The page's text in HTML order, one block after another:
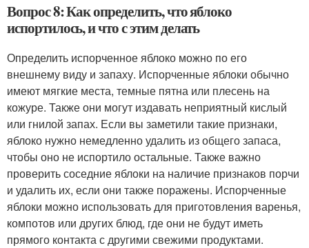
Вопрос 8: Как определить, что яблоко
испортилось, и что с этим делать
Определить испорченное яблоко можно по его
внешнему виду и запаху. Испорченные яблоки обычно
имеют мягкие места, темные пятна или плесень на
кожуре. Также они могут издавать неприятный кислый
или гнилой запах. Если вы заметили такие признаки,
яблоко нужно немедленно удалить из общего запаса,
чтобы оно не испортило остальные. Также важно
проверить соседние яблоки на наличие признаков порчи
и удалить их, если они также поражены. Испорченные
яблоки можно использовать для приготовления варенья,
компотов или других блюд, где они не будут иметь
прямого контакта с другими свежими продуктами.